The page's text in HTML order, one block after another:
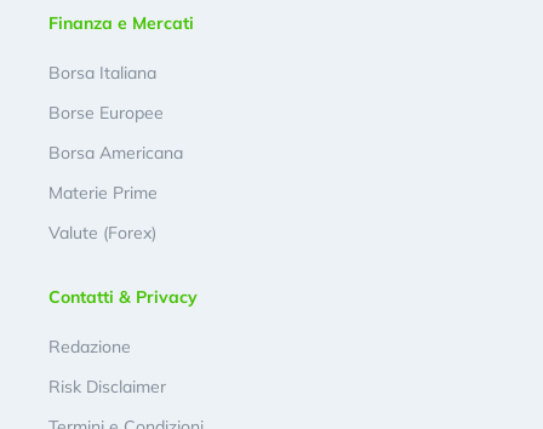
Finanza e Mercati
Borsa Italiana
Borse Europee
Borsa Americana
Materie Prime
Valute (Forex)
Contatti & Privacy
Redazione
Risk Disclaimer